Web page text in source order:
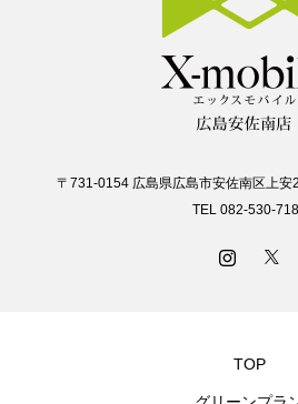
〒731-0154 広島県広島市安佐南区上
TEL 082-530-
TOP